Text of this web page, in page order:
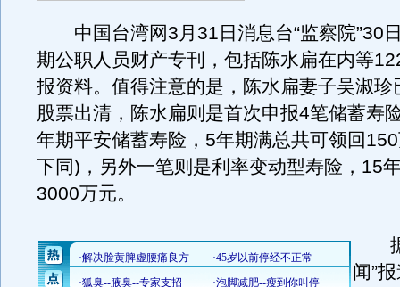
中国台湾网3月31日消息台“监察院”30
期公职人员财产专刊，包括陈水扁在内等
报资料。值得注意的是，陈水扁妻子吴淑珍
股票出清，陈水扁则是首次申报4笔储蓄寿
年期平安储蓄寿险，5年期满总共可领回
下同)，另外一笔则是利率变动型寿险，15
3000万元。
据
闻”